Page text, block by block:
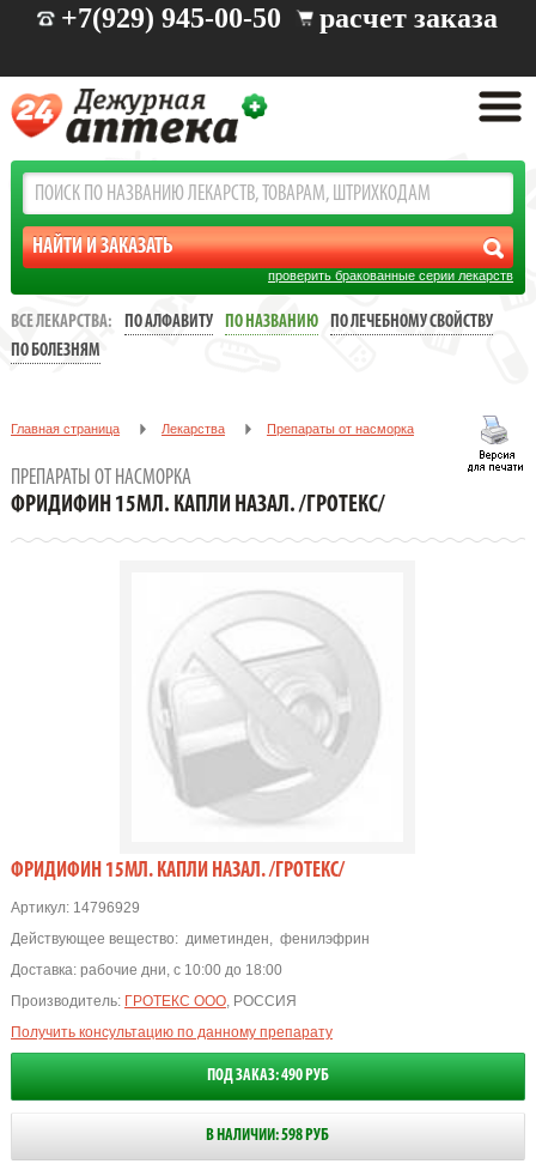
+7(929) 945-00-50 расчет заказа
проверить бракованные серии лекарств
ВСЕ ЛЕКАРСТВА: ПО АЛФАВИТУ ПО НАЗВАНИЮ
ПО ЛЕЧЕБНОМУ СВОЙСТВУ
ПО БОЛЕЗНЯМ
Главная страница Лекарства Препараты от насморка
ПРЕПАРАТЫ ОТ НАСМОРКА
ФРИДИФИН 15МЛ. КАПЛИ НАЗАЛ. /ГРОТЕКС/
ФРИДИФИН 15МЛ. КАПЛИ НАЗАЛ. /ГРОТЕКС/
Артикул:14796929
Действующее вещество: диметинден, фенилэфрин
Доставка: рабочие дни, с 10:00 до 18:00
Производитель: ГРОТЕКС ООО, РОССИЯ
Получить консультацию по данному препарату
ПОД ЗАКАЗ: 490 РУБ
В НАЛИЧИИ: 598 РУБ